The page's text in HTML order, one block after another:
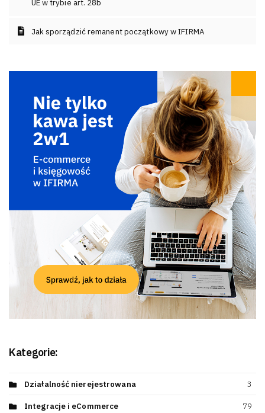
UE w trybie art. 28b
Jak sporządzić remanent początkowy w IFIRMA
Kategorie:
Działalność nierejestrowana 3
Integracje i eCommerce 79